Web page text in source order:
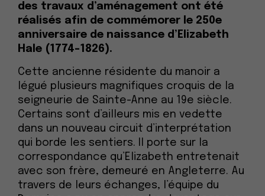
des travaux d’aménagement ont été
réalisés afin de commémorer le 250e
anniversaire de naissance d’Elizabeth
Hale (1774-1826).
Cette ancienne résidente du manoir a
légué plusieurs magnifiques croquis de la
seigneurie de Sainte-Anne au 19e siècle.
Certains sont d’ailleurs mis en vedette
dans un nouveau circuit d’interprétation
qui borde les sentiers. Il porte sur la
correspondance qu’Elizabeth entretenait
avec son frère, demeuré en Angleterre. Au
travers de leurs échanges, l’équipe du